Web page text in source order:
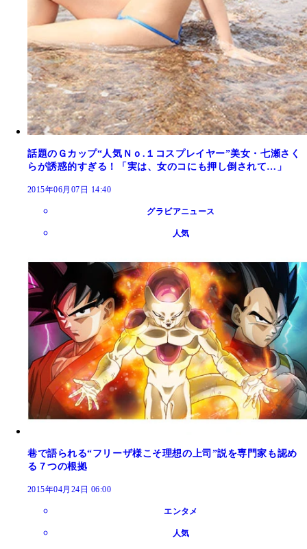
話題のＧカップ“人気Ｎｏ.１コスプレイヤー”美女・七瀬さく
らが誘惑的すぎる！「実は、女のコにも押し倒されて…」
2015年06月07日 14:40
グラビアニュース
人気
巷で語られる“フリーザ様こそ理想の上司”説を専門家も認め
る７つの根拠
2015年04月24日 06:00
エンタメ
人気